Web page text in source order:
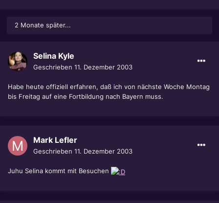
2 Monate später...
Selina Kyle
Geschrieben 11. Dezember 2003
Habe heute offiziell erfahren, daß ich von nächste Woche Montag
bis Freitag auf eine Fortbildung nach Bayern muss.
Mark Lefler
Geschrieben 11. Dezember 2003
Juhu Selina kommt mit Besuchen